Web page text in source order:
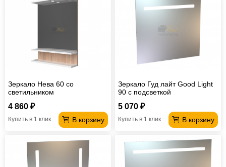
Зеркало Нева 60 со
светильником
4 860 ₽
В корзину
Купить в 1 клик
Зеркало Гуд лайт Good Light
90 с подсветкой
5 070 ₽
В корзину
Купить в 1 клик